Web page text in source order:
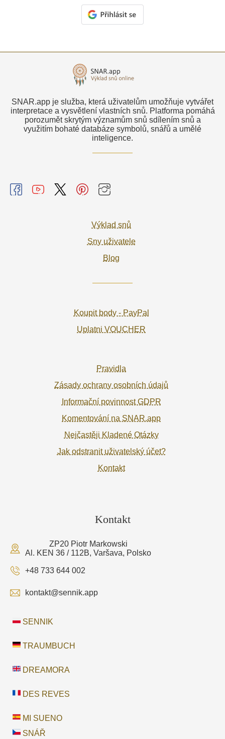
SNAR.app je služba, která uživatelům umožňuje vytvářet
interpretace a vysvětlení vlastních snů. Platforma pomáhá
porozumět skrytým významům snů sdílením snů a
využitím bohaté databáze symbolů, snářů a umělé
inteligence.
Výklad snů
Sny uživatele
Blog
Koupit body - PayPal
Uplatni VOUCHER
Pravidla
Zásady ochrany osobních údajů
Informační povinnost GDPR
Komentování na SNAR.app
Nejčastěji Kladené Otázky
Jak odstranit uživatelský účet?
Kontakt
Kontakt
ZP20 Piotr Markowski
Al. KEN 36 / 112B, Varšava, Polsko
+48 733 644 002
kontakt@sennik.app
SENNIK
TRAUMBUCH
DREAMORA
DES REVES
MI SUENO
SNÁŘ